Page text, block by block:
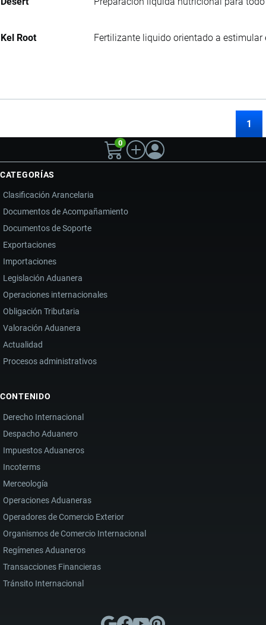
Kel Root Fertilizante liquido orientado a
1
0
CATEGORÍAS
Clasificación Arancelaria
Documentos de Acompañamiento
Documentos de Soporte
Exportaciones
Importaciones
Legislación Aduanera
Operaciones internacionales
Obligación Tributaria
Valoración Aduanera
Actualidad
Procesos administrativos
CONTENIDO
Derecho Internacional
Despacho Aduanero
Impuestos Aduaneros
Incoterms
Merceología
Operaciones Aduaneras
Operadores de Comercio Exterior
Organismos de Comercio Internacional
Regímenes Aduaneros
Transacciones Financieras
Tránsito Internacional